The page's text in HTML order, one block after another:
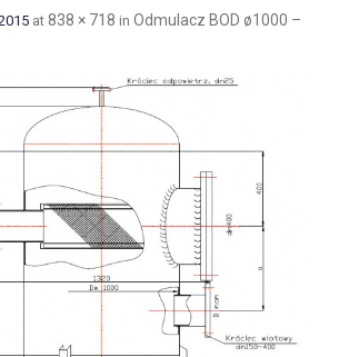
at 838 × 718 in Odmulacz BOD ø1000 –